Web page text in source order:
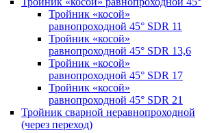
Тройник «косой»
равнопроходной 45° SDR 11
Тройник «косой»
равнопроходной 45° SDR 13,6
Тройник «косой»
равнопроходной 45° SDR 17
Тройник «косой»
равнопроходной 45° SDR 21
Тройник сварной неравнопроходной
(через переход)